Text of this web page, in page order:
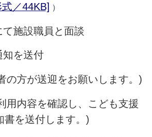
／44KB] ）
施設職員と面談
知を送付
の方が送迎をお願いします。)
用内容を確認し、こども支援
書を送付します。)